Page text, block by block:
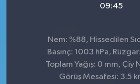
09:45
Nem: %88, Hissedilen
Basınç: 1003 hPa,
Toplam Yağış: 0 mm, Çiy
Görüş Mesafesi: 3.5